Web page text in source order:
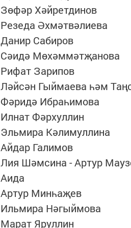
Зөфәр Хәйретдинов
Резеда Әхмәтвәлиева
Данир Сабиров
Сәидә Мөхәммәтҗанова
Рифат Зарипов
Ләйсән Гыймаева һәм
Фәридә Ибраһимова
Илнат Фәрхуллин
Эльмира Кәлимуллина
Айдар Галимов
Лия Шәмсина - Артур
Аида
Артур Минһаҗев
Ильмира Нәгыймова
Марат Яруллин